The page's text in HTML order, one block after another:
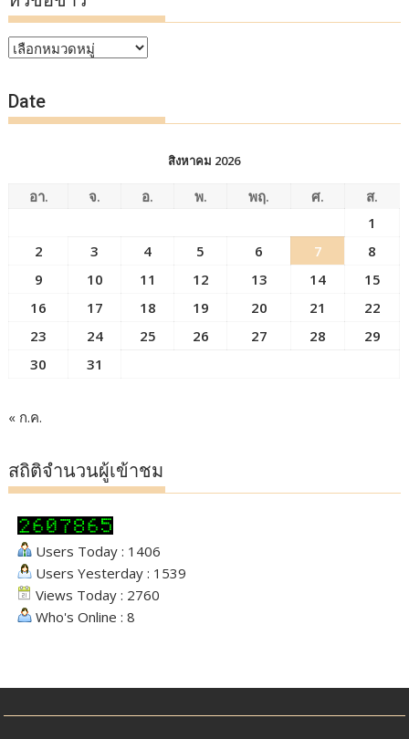
หัวข้อ
Date
สิงหาคม 2026
อา. จ. อ. พ. พฤ. ศ.
ส.
1
2
3 4 5 6 7
8
9
10 11 12 13 14
15
16
17 18 19 20 21
22
23
24 25 26 27 28
29
30
31
« ก.ค.
สถิติจำนวนผู้เข้าชม
Users Today : 1406
Users Yesterday : 1539
Views Today : 2760
Who's Online : 8